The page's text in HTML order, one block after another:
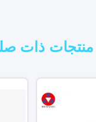
منتجات ذات